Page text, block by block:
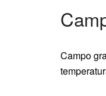
Campo